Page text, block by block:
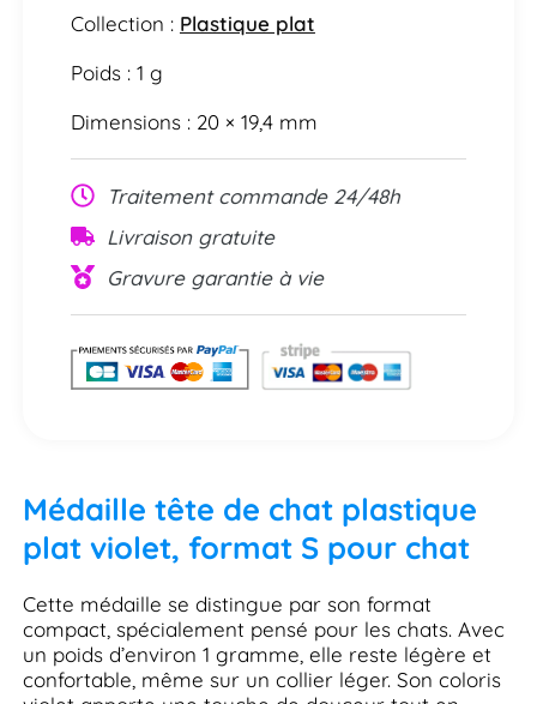
Collection : Plastique plat
Poids : 1 g
Dimensions : 20 × 19,4 mm
Traitement commande 24/48h
Livraison gratuite
Gravure garantie à vie
Médaille tête de chat plastique
plat violet, format S pour chat
Cette médaille se distingue par son format
compact, spécialement pensé pour les chats. Avec
un poids d’environ 1 gramme, elle reste légère et
confortable, même sur un collier léger. Son coloris